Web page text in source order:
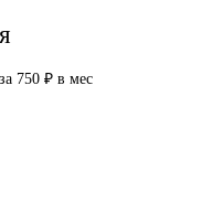
750 ₽ в мес